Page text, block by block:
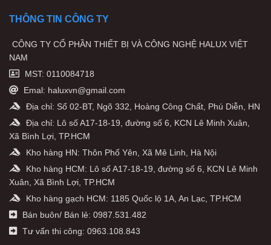
THÔNG TIN CÔNG TY
CÔNG TY CỔ PHẦN THIẾT BỊ VÀ CÔNG NGHỆ HALUX VIỆT
NAM
MST: 0110084718
Emal: haluxvn@gmail.com
Địa chỉ: Số 02-BT, Ngõ 332, Hoàng Công Chất, Phú Diễn, HN
Địa chỉ: Lô số A17-18-19, đường số 6, KCN Lê Minh Xuân,
Xã Bình Lợi, TP.HCM
Kho hàng HN: Thôn Phố Yên, Xã Mê Linh, Hà Nội
Kho hàng HCM: Lô số A17-18-19, đường số 6, KCN Lê Minh
Xuân, Xã Bình Lợi, TP.HCM
Kho hàng gạch HCM: 1185 Quốc lộ 1A, An Lạc, TP.HCM
Bán buôn/ Bán lẻ: 0987.531.482
Tư vấn thi công: 0963.108.843